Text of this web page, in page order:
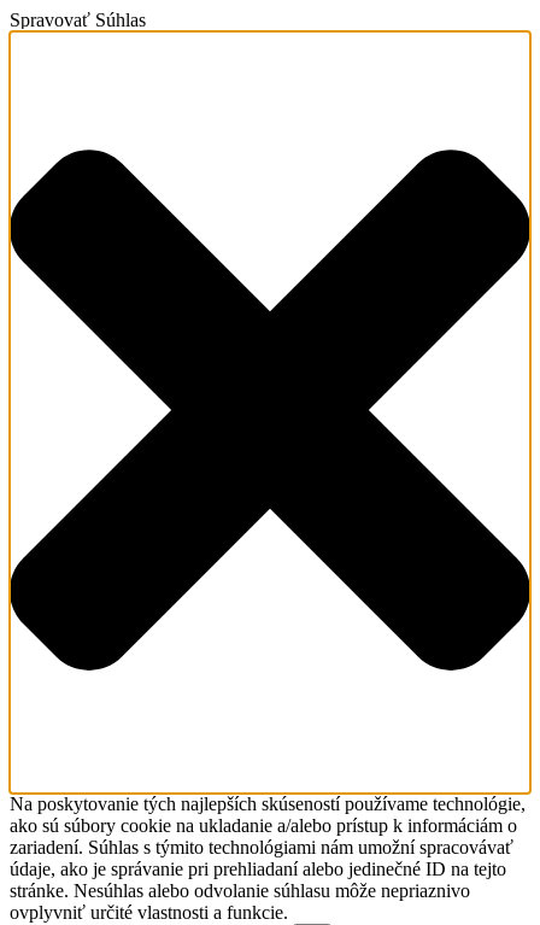
Spravovať Súhlas
Na poskytovanie tých najlepších skúseností používame technológie,
ako sú súbory cookie na ukladanie a/alebo prístup k informáciám o
zariadení. Súhlas s týmito technológiami nám umožní spracovávať
údaje, ako je správanie pri prehliadaní alebo jedinečné ID na tejto
stránke. Nesúhlas alebo odvolanie súhlasu môže nepriaznivo
ovplyvniť určité vlastnosti a funkcie.